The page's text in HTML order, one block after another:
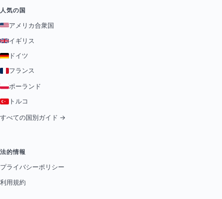
人気の国
アメリカ合衆国
イギリス
ドイツ
フランス
ポーランド
トルコ
すべての国別ガイド →
法的情報
プライバシーポリシー
利用規約